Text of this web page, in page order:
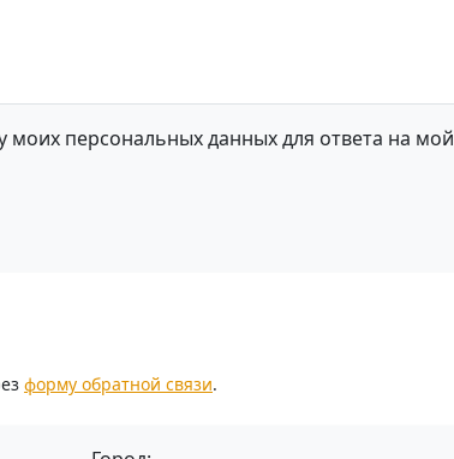
моих персональных данных для ответа на мой
форму обратной связи.